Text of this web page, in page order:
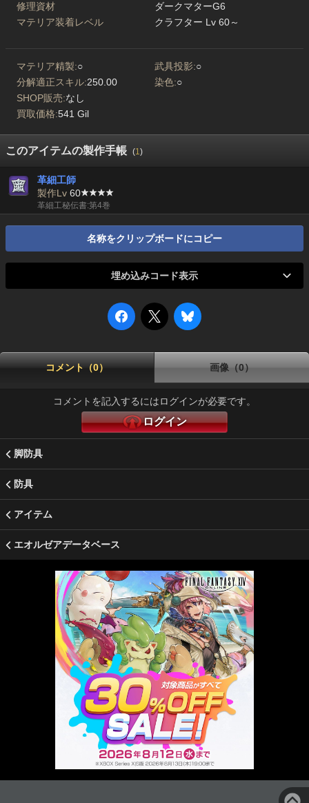
修理資材
ダークマターG6
マテリア装着レベル
クラフター Lv 60～
マテリア精製:○ 武具投影:○
分解適正スキル:250.00 染色:○
SHOP販売:なし
買取価格:541 Gil
このアイテムの製作手帳 (1)
革細工師
製作Lv 60
革細工秘伝書:第4巻
名称をクリップボードにコピー
埋め込みコード表示
コメント（0） 画像（0）
コメントを記入するにはログインが必要です。
ログイン
脚防具
防具
アイテム
エオルゼアデータベース